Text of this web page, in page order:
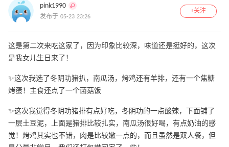
pink1990
发布于 05-23 23:26
+关注
这是第二次来吃这家了，因为印象比较深，味道还是挺好的，这次
是我女儿生日来了！
✨这次我选了冬阴功猪扒，南瓜汤，烤鸡还有羊排，还有一个焦糖
烤蛋！主食还点了一个菌菇饭
✨这次我觉得冬阴功猪排有点好吃，冬阴功的一点酸辣，下面铺了
一层土豆泥，上面是猪排比较扎实，南瓜汤很好喝，有点奶油的感
觉！烤鸡其实也不错，肉是比较嫩一点的，而且虽然是双人餐，但